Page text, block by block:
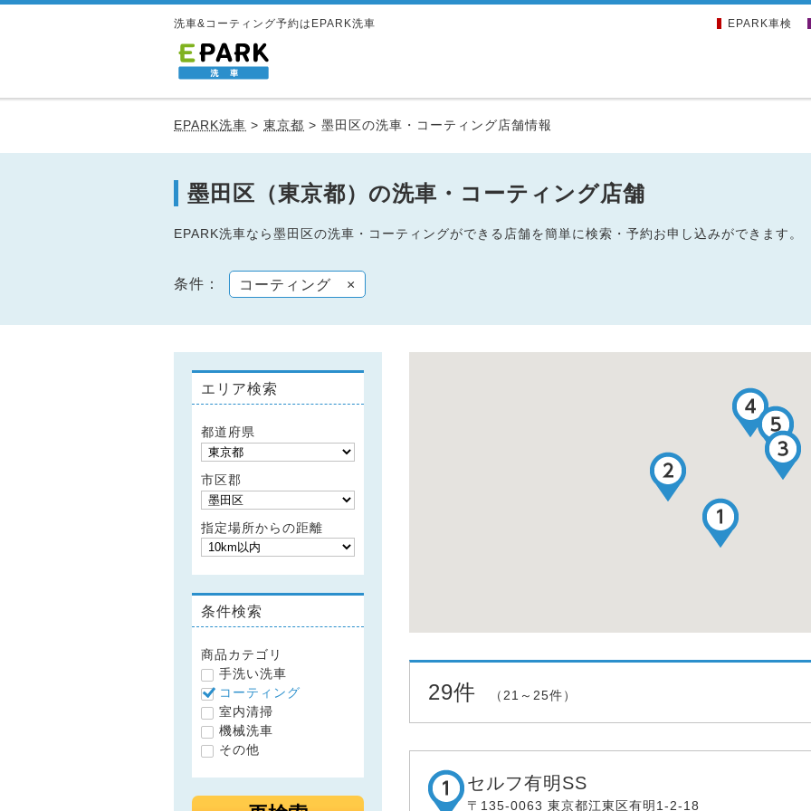
洗車&コーティング予約はEPARK洗車 EPARK車検
EPARK洗車 > 東京都 > 墨田区の洗車・コーティング店舗情報
墨田区（東京都）の洗車・コーティング店舗
EPARK洗車なら墨田区の洗車・コーティングができる店舗を簡単に検索・予約お申し込みができます。
条件： コーティング ×
エリア検索
都道府県
市区郡
指定場所からの距離
条件検索
商品カテゴリ
手洗い洗車
コーティング
室内清掃
機械洗車
その他
29件 （21～25件）
セルフ有明SS
〒135-0063 東京都江東区有明1-2-18